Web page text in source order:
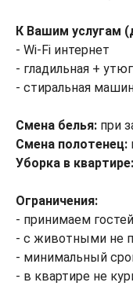
К Вашим услугам
- Wi-Fi интернет
- гладильная + утюг
- стиральная
Смена белья: при
Смена полотенец:
Уборка в квартире:
Ограничения:
- принимаем
- с животными не
- минимальный
- в квартире не